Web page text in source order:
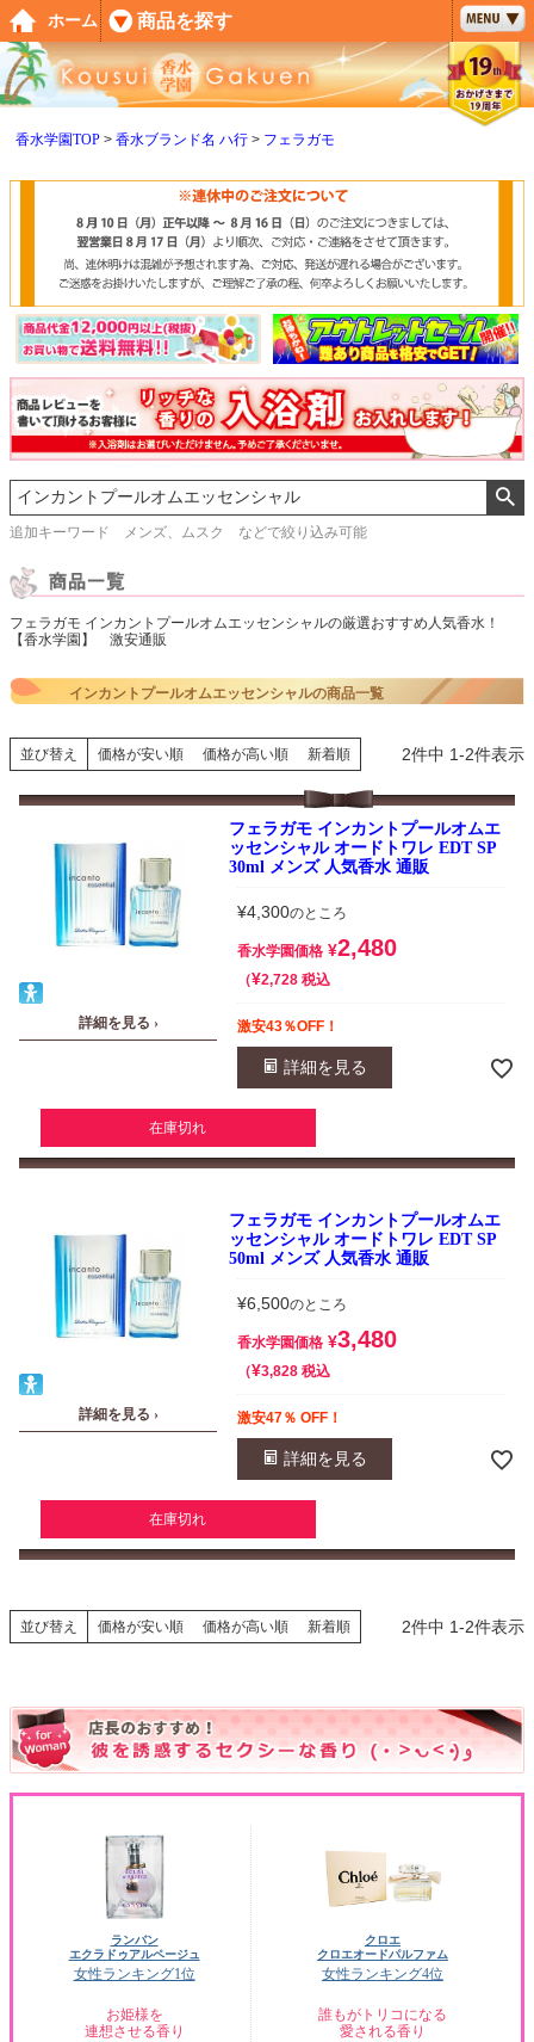
香水学園TOP 香水ブランド名 ハ行 フェラガモ
追加キーワード メンズ、ムスク などで絞り込み可能
フェラガモ インカントプールオムエッセンシャルの厳選おすすめ人気香水！
【香水学園】 激安通販
インカントプールオムエッセンシャルの商品一覧
並び替え 価格が安い順 価格が高い順 新着順 2件中 1-2件表示
詳細を見る ›
フェラガモ インカントプールオムエ
ッセンシャル オードトワレ EDT SP
30ml メンズ 人気香水 通販
¥4,300のところ
香水学園価格 ¥2,480
¥2,728 税込
激安43％OFF！
詳細を見る
在庫切れ
詳細を見る ›
フェラガモ インカントプールオムエ
ッセンシャル オードトワレ EDT SP
50ml メンズ 人気香水 通販
¥6,500のところ
香水学園価格 ¥3,480
¥3,828 税込
激安47％ OFF！
詳細を見る
在庫切れ
並び替え 価格が安い順 価格が高い順 新着順 2件中 1-2件表示
ランバン
エクラドゥアルページュ
女性ランキング1位
お姫様を
連想させる香り
クロエ
クロエオードパルファム
女性ランキング4位
誰もがトリコになる
愛される香り
ペー
ジト
ップ
へ
ホーム 商品を探す